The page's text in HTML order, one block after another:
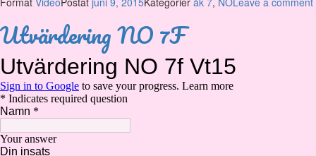
Utvärdering NO 7F